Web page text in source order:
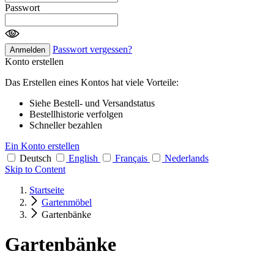
Passwort
Anmelden
Passwort vergessen?
Konto erstellen
Das Erstellen eines Kontos hat viele Vorteile:
Siehe Bestell- und Versandstatus
Bestellhistorie verfolgen
Schneller bezahlen
Ein Konto erstellen
Deutsch
English Français
Nederlands
Skip to Content
Startseite
Gartenmöbel
Gartenbänke
Gartenbänke